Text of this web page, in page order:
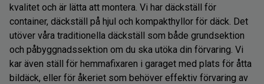
kvalitet och är lätta att montera. Vi har däckställ för
container, däckställ på hjul och kompakthyllor för däck. Det
utöver våra traditionella däckställ som både grundsektion
och påbyggnadssektion om du ska utöka din förvaring. Vi
kar även ställ för hemmafixaren i garaget med plats för åtta
bildäck, eller för åkeriet som behöver effektiv förvaring av